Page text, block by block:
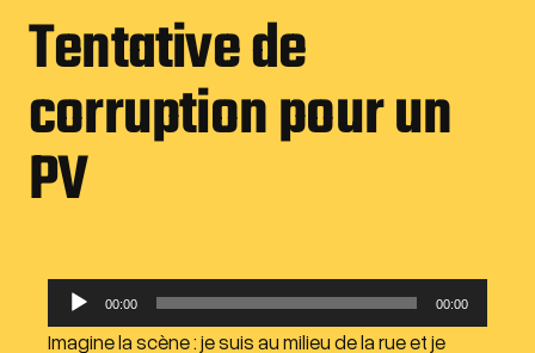
e
Tentative de
corruption pour un
PV
e
00:00 00:00
Imagine la scène : je suis au milieu de la rue et je